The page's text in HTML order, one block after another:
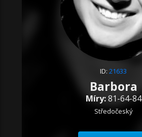
ID:21633
Barbora
Míry:81-64-84
Středočeský